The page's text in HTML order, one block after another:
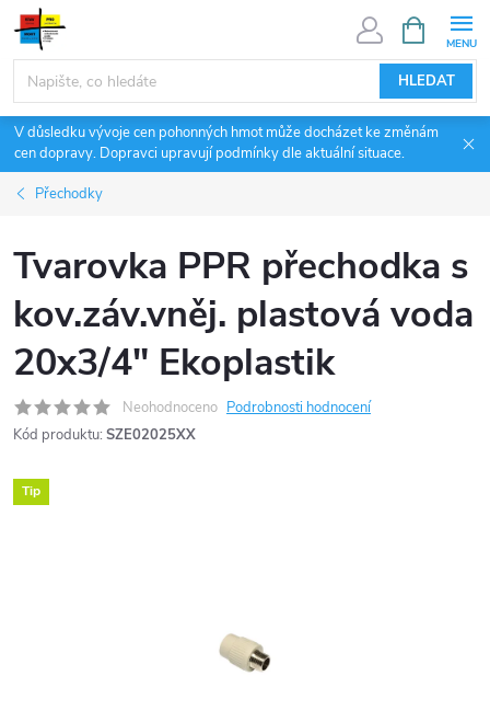
Přejít
obsah
HLEDAT
NÁKUPNÍ
KOŠÍK
V důsledku vývoje cen pohonných hmot může docházet ke změnám
cen dopravy. Dopravci upravují podmínky dle aktuální situace.
Přechodky
Tvarovka PPR přechodka s
kov.záv.vněj. plastová voda
20x3/4" Ekoplastik
Neohodnoceno Podrobnosti hodnocení
Kód produktu: SZE02025XX
Tip